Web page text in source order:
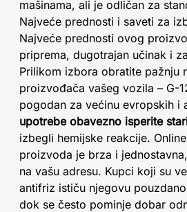
mašinama, ali je odličan za
Najveće prednosti i saveti za
Najveće prednosti ovog
priprema, dugotrajan učinak i
Prilikom izbora obratite pažnju
proizvođača vašeg vozila – G-
pogodan za većinu evropskih i
upotrebe obavezno isperite
izbegli hemijske reakcije.
proizvoda je brza i
na vašu adresu. Kupci koji su
antifriz ističu njegovu
dok se često pominje dobar